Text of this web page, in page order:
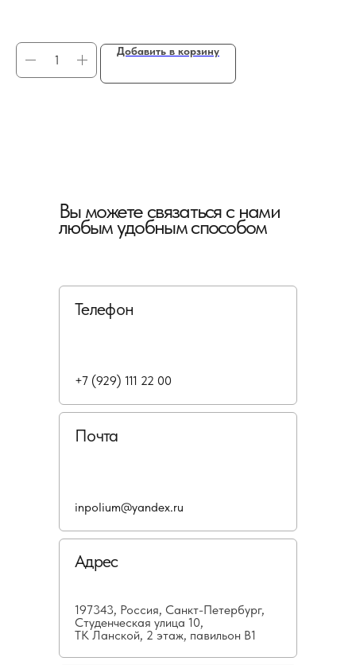
Добавить в корзину
Вы можете связаться с нами
любым удобным способом
Телефон
Почта
Адрес
197343, Россия, Санкт-Петербург,
Студенческая улица 10,
ТК Ланской, 2 этаж, павильон В1
+7 (929) 111 22 00
inpolium@yandex.ru